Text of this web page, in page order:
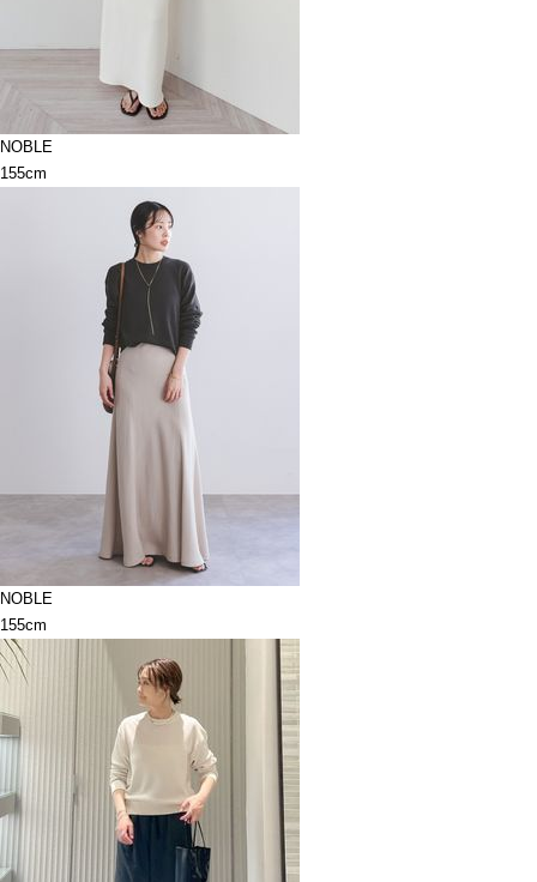
NOBLE
155cm
NOBLE
155cm